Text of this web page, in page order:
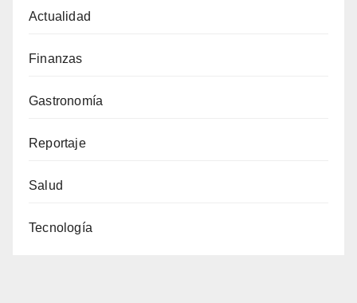
Actualidad
Finanzas
Gastronomía
Reportaje
Salud
Tecnología